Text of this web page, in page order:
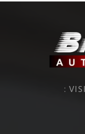
: